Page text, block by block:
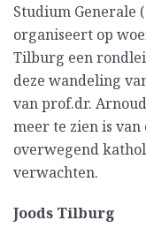
Studium Generale
organiseert op
Tilburg een
deze wandeling
van prof.dr.
meer te zien is van
overwegend
verwachten.
Joods Tilburg